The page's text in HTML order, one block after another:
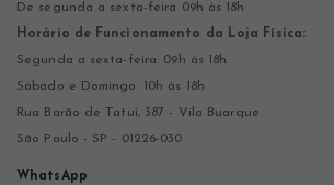
De segunda a sexta-feira 09h às 18h
Horário de Funcionamento da Loja Física:
Segunda a sexta-feira: 09h às 18h
Sábado e Domingo: 10h às 18h
Rua Barão de Tatuí, 387 - Vila Buarque
São Paulo - SP - 01226-030
WhatsApp